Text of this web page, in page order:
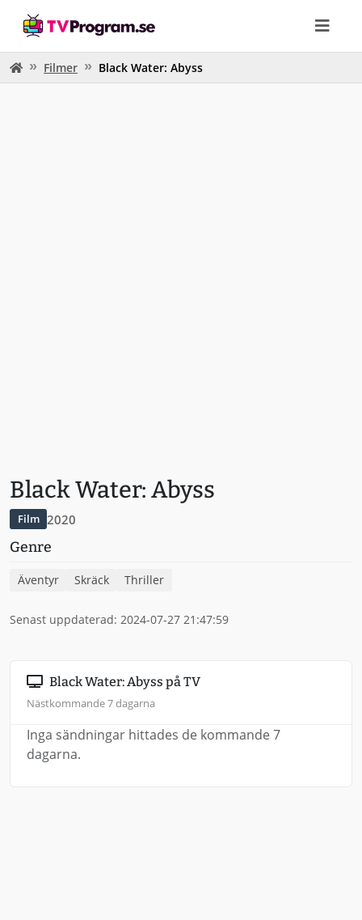
Filmer Black Water: Abyss
Black Water: Abyss
Film 2020
Genre
Äventyr Skräck Thriller
Senast uppdaterad: 2024-07-27 21:47:59
Black Water: Abyss på TV
Nästkommande 7 dagarna
Inga sändningar hittades de kommande 7
dagarna.